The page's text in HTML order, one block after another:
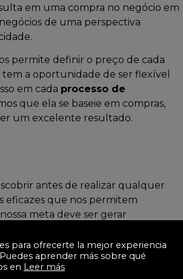
em uma compra no negócio em
de uma perspectiva
permite definir o preço de cada
tem a oportunidade de ser flexível
em cada processo de
que ela se baseie em compras,
um excelente resultado.
antes de realizar qualquer
eficazes que nos permitem
meta deve ser gerar
Dessa forma, poderemos
É importante que façamos um
de acordo com atipologia
de que cobrimos todas as
para ofrecerte la mejor experiencia
aprender más sobre qué
en Leer más